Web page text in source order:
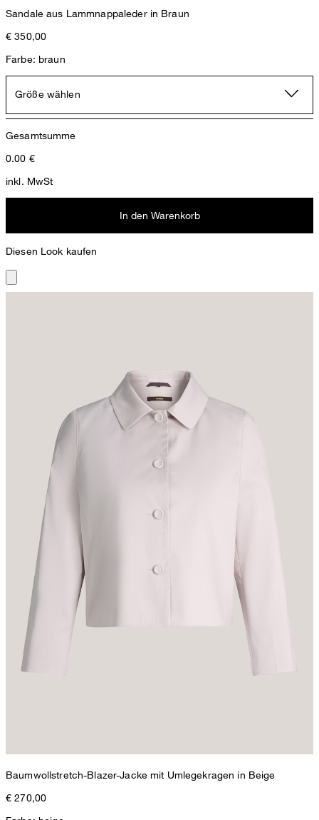
Sandale aus Lammnappaleder in Braun
€ 350,00
Farbe: braun
Größe wählen
Gesamtsumme
0.00 €
inkl. MwSt
In den Warenkorb
Diesen Look kaufen
Baumwollstretch-Blazer-Jacke mit Umlegekragen in Beige
€ 270,00